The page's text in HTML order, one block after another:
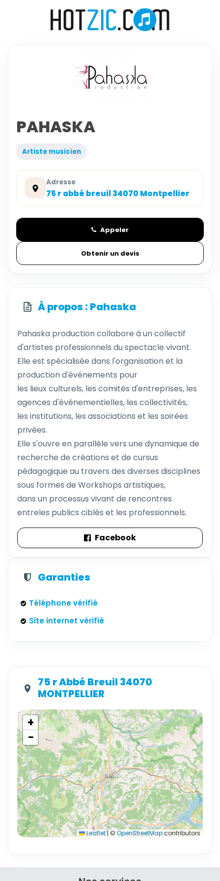
PAHASKA
Artiste musicien
Adresse
75 r abbé breuil 34070 Montpellier
Appeler
Obtenir un devis
À propos : Pahaska
Pahaska production collabore à un collectif
d'artistes professionnels du spectacle vivant.
Elle est spécialisée dans l'organisation et la
production d'événements pour
les lieux culturels, les comités d'entreprises, les
agences d'événementielles, les collectivités,
les institutions, les associations et les soirées
privées.
Elle s'ouvre en parallèle vers une dynamique de
recherche de créations et de cursus
pédagogique au travers des diverses disciplines
sous formes de Workshops artistiques,
dans un processus vivant de rencontres
entreles publics ciblés et les professionnels.
Facebook
Garanties
Téléphone vérifié
Site internet vérifié
75 r Abbé Breuil 34070
MONTPELLIER
+
−
Leaflet | © OpenStreetMapcontributors